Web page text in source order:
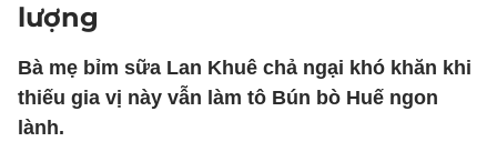
lượng
Bà mẹ bỉm sữa Lan Khuê chả ngại khó khăn khi
thiếu gia vị này vẫn làm tô Bún bò Huế ngon
lành.